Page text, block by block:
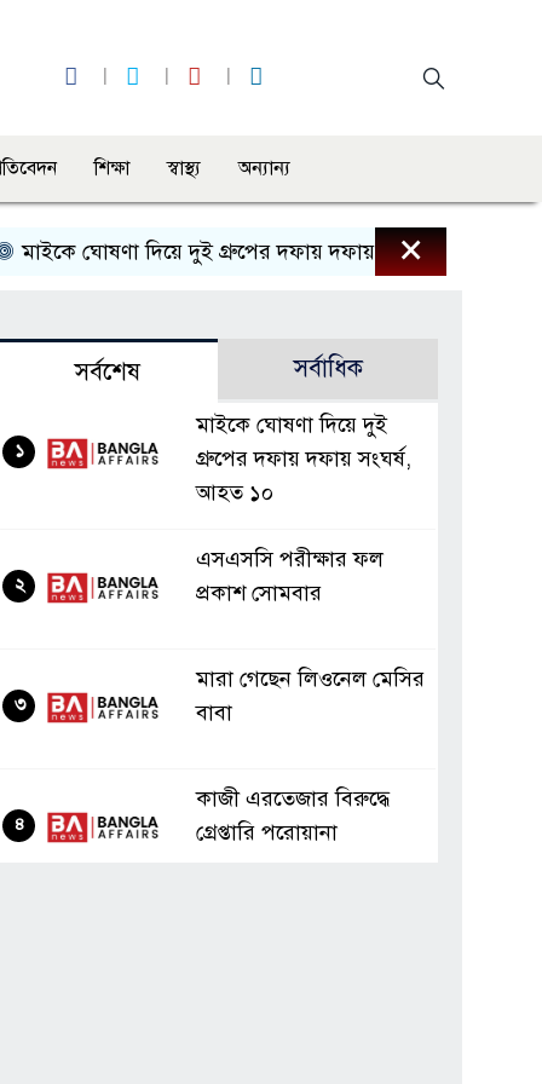
শিক্ষা স্বাস্থ্য অন্যান্য
ঘোষণা দিয়ে দুই গ্রুপের দফায় দফায় সংঘর্ষ, আহত ১০
×
সর্বশেষ সর্বাধিক
মাইকে ঘোষণা দিয়ে দুই
গ্রুপের দফায় দফায় সংঘর্ষ,
আহত ১০
১
এসএসসি পরীক্ষার ফল
প্রকাশ সোমবার
২
মারা গেছেন লিওনেল মেসির
বাবা
৩
কাজী এরতেজার বিরুদ্ধে
গ্রেপ্তারি পরোয়ানা
৪